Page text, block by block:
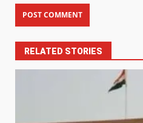
RELATED STORIES